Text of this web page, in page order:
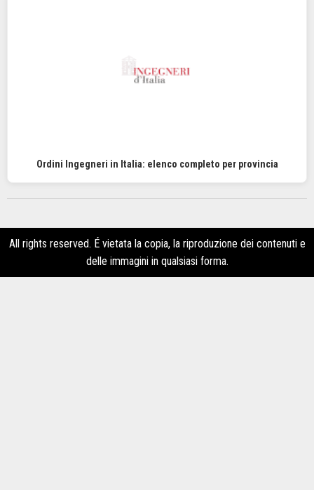
Ordini Ingegneri in Italia: elenco completo per provincia
All rights reserved. É vietata la copia, la riproduzione dei contenuti e
delle immagini in qualsiasi forma.